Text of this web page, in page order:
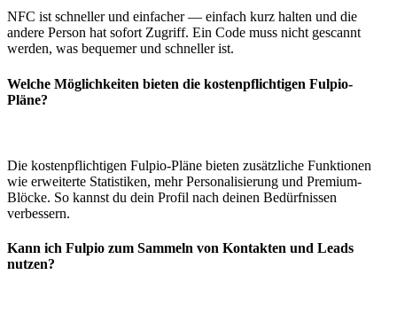
NFC ist schneller und einfacher — einfach kurz halten und die
andere Person hat sofort Zugriff. Ein Code muss nicht gescannt
werden, was bequemer und schneller ist.
Welche Möglichkeiten bieten die kostenpflichtigen Fulpio-
Pläne?
Die kostenpflichtigen Fulpio-Pläne bieten zusätzliche Funktionen
wie erweiterte Statistiken, mehr Personalisierung und Premium-
Blöcke. So kannst du dein Profil nach deinen Bedürfnissen
verbessern.
Kann ich Fulpio zum Sammeln von Kontakten und Leads
nutzen?